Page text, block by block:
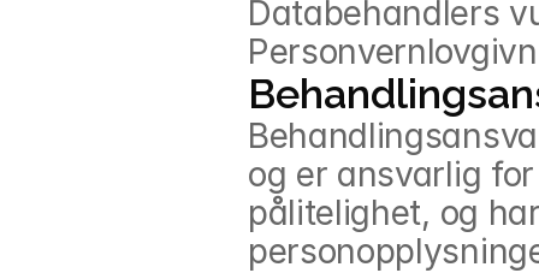
Databehandlers
og er ansvarlig
pålitelighet, og